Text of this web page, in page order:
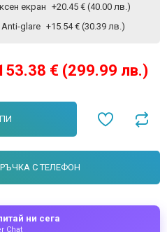
€ (299.99 лв.)
екран +20.45 € (40.00 лв.)
glare +15.54 € (30.39 лв.)
С ТЕЛЕФОН
ни сега
Chat